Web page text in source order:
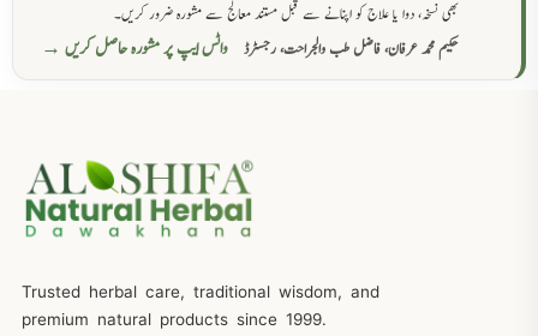
بھی نسخہ، دوا یا علاج کو اپنانے سے قبل مستند معالج سے مشورہ ضرور کریں۔
حکیم محمد عرفان، فاضل طب والجراحت، رجسٹرڈ
واٹس ایپ پر مشورہ حاصل کریں →
Trusted herbal care, traditional wisdom, and
premium natural products since 1999.